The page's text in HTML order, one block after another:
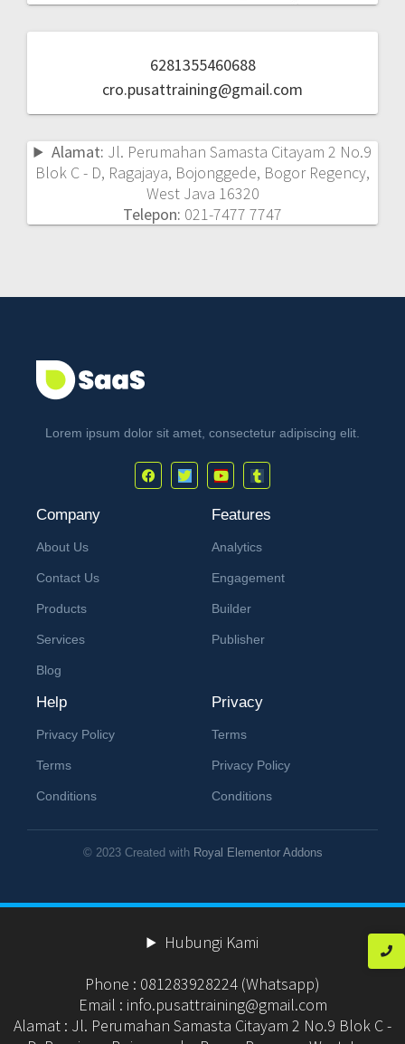
6281355460688
cro.pusattraining@gmail.com
Alamat: Jl. Perumahan Samasta Citayam 2 No.9
Blok C - D, Ragajaya, Bojonggede, Bogor Regency,
West Java 16320
Telepon: 021-7477 7747
Lorem ipsum dolor sit amet, consectetur adipiscing elit.
Company
About Us
Contact Us
Products
Services
Blog
Features
Analytics
Engagement
Builder
Publisher
Help
Privacy Policy
Terms
Conditions
Privacy
Terms
Privacy Policy
Conditions
© 2023 Created with Royal Elementor Addons
Hubungi Kami
Phone : 081283928224 (Whatsapp)
Email : info.pusattraining@gmail.com
Alamat : Jl. Perumahan Samasta Citayam 2 No.9 Blok C -